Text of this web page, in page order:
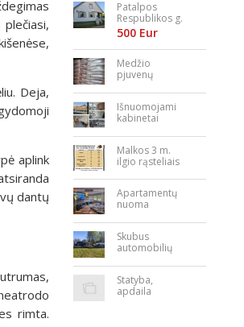
Deja,
aplink
dantų
rimta.
Patalpos
Respublikos g.
23
500 Eur
Medžio
pjuvenų
briketai
Išnuomojami
kabinetai
bės aikštėje
Malkos 3 m.
ilgio rąsteliais
Apartamentų
nuoma
Skubus
automobilių
Statyba,
apdaila